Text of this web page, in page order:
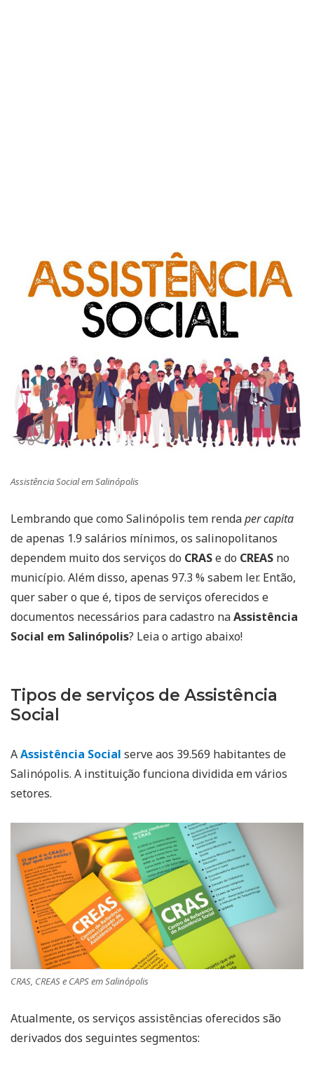
Assistência Social em Salinópolis
Lembrando que como Salinópolis tem rendaper capita
de apenas 1.9 salários mínimos, os salinopolitanos
dependem muito dos serviços do CRASe do CREAS no
município. Além disso, apenas 97.3 % sabem ler. Então,
quer saber o que é, tipos de serviços oferecidos e
documentos necessários para cadastro naAssistência
Social em Salinópolis? Leia o artigo abaixo!
Tipos de serviços de Assistência
Social
AAssistência Social serve aos 39.569 habitantes de
Salinópolis. A instituição funciona dividida em vários
setores.
CRAS, CREAS e CAPS em Salinópolis
Atualmente, os serviços assistências oferecidos são
derivados dos seguintes segmentos: